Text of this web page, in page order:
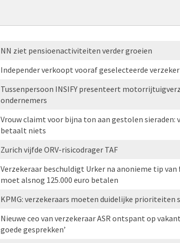
NN ziet pensioenactiviteiten verder groeien
Independer verkoopt vooraf geselecteerde
Tussenpersoon INSIFY presenteert
ondernemers
Vrouw claimt voor bijna ton aan gestolen sieraden:
betaalt niets
Zurich vijfde ORV-risicodrager TAF
Verzekeraar beschuldigt Urker na anonieme tip
moet alsnog 125.000 euro betalen
KPMG: verzekeraars moeten duidelijke prioriteiten
Nieuwe ceo van verzekeraar ASR ontspant op
goede gesprekken’